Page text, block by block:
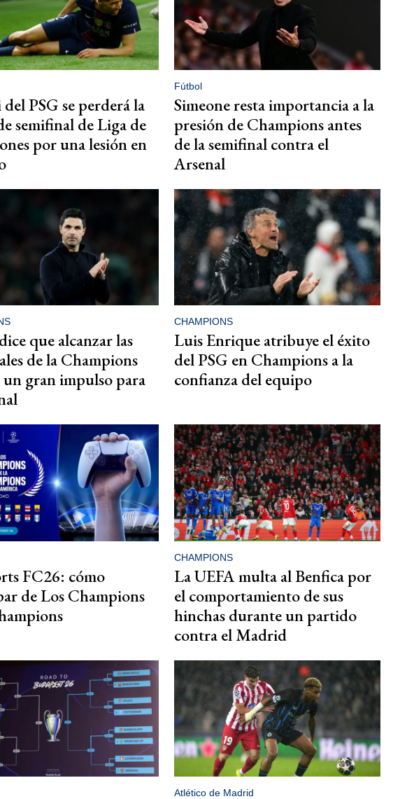
PSG se perderá la
semifinal de Liga de
por una lesión en
Fútbol
Simeone resta importancia a la
presión de Champions antes
de la semifinal contra el
Arsenal
que alcanzar las
de la Champions
gran impulso para
CHAMPIONS
Luis Enrique atribuye el éxito
del PSG en Champions a la
confianza del equipo
FC26: cómo
de Los Champions
CHAMPIONS
La UEFA multa al Benfica por
el comportamiento de sus
hinchas durante un partido
contra el Madrid
Atlético de Madrid